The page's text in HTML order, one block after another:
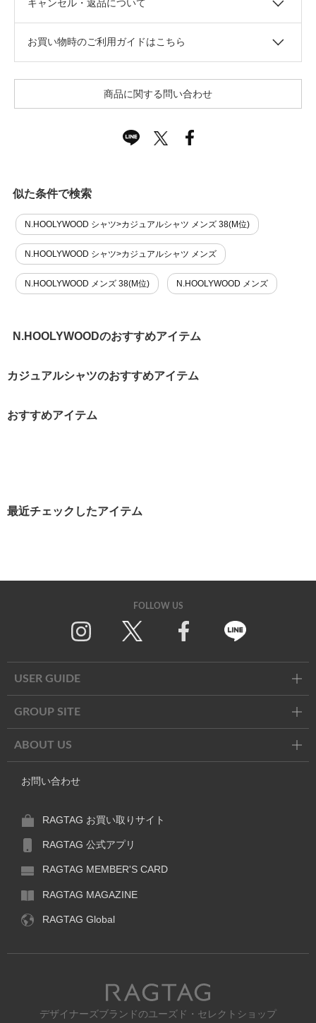
キャンセル・返品について
お買い物時のご利用ガイドはこちら
商品に関する問い合わせ
似た条件で検索
N.HOOLYWOOD シャツ>カジュアルシャツ メンズ 38(M位)
N.HOOLYWOOD シャツ>カジュアルシャツ メンズ
N.HOOLYWOOD メンズ 38(M位) N.HOOLYWOOD メンズ
N.HOOLYWOODのおすすめアイテム
カジュアルシャツのおすすめアイテム
おすすめアイテム
最近チェックしたアイテム
FOLLOW US
USER GUIDE
GROUP SITE
ABOUT US
お問い合わせ
RAGTAG お買い取りサイト
RAGTAG 公式アプリ
RAGTAG MEMBER'S CARD
RAGTAG MAGAZINE
RAGTAG Global
RAGTAG
デザイナーズブランドのユーズド・セレクトショップ